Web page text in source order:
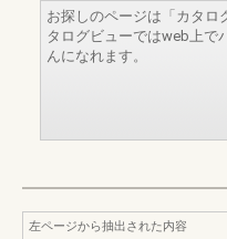
お探しのページは「カタロ
タログビューではweb上で
んになれます。
左ページから抽出された内容